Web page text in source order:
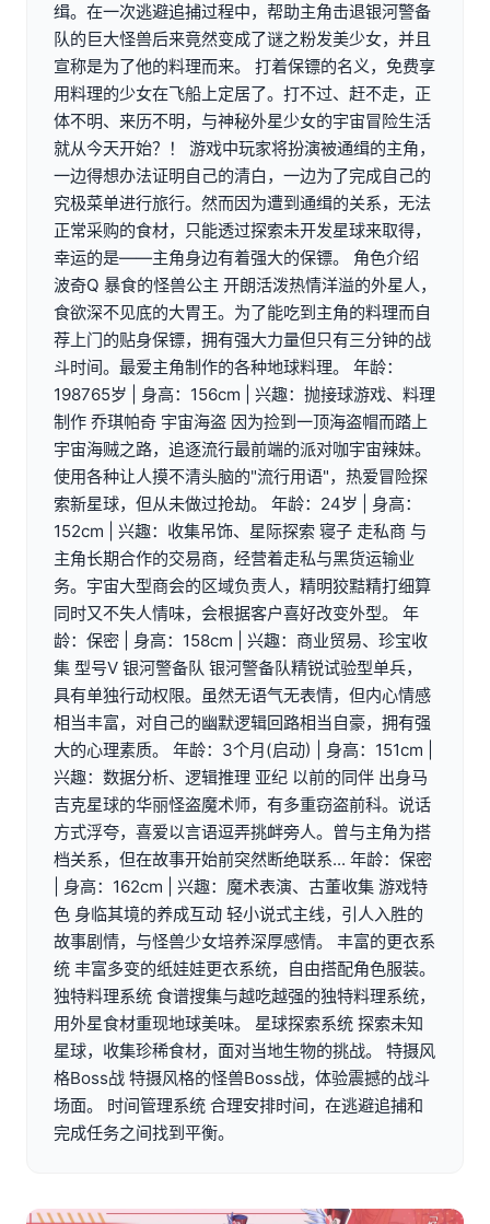
缉。在一次逃避追捕过程中，帮助主角击退银河警备
队的巨大怪兽后来竟然变成了谜之粉发美少女，并且
宣称是为了他的料理而来。 打着保镖的名义，免费享
用料理的少女在飞船上定居了。打不过、赶不走，正
体不明、来历不明，与神秘外星少女的宇宙冒险生活
就从今天开始？！ 游戏中玩家将扮演被通缉的主角，
一边得想办法证明自己的清白，一边为了完成自己的
究极菜单进行旅行。然而因为遭到通缉的关系，无法
正常采购的食材，只能透过探索未开发星球来取得，
幸运的是——主角身边有着强大的保镖。 角色介绍
波奇Q 暴食的怪兽公主 开朗活泼热情洋溢的外星人，
食欲深不见底的大胃王。为了能吃到主角的料理而自
荐上门的贴身保镖，拥有强大力量但只有三分钟的战
斗时间。最爱主角制作的各种地球料理。 年龄：
198765岁 | 身高：156cm | 兴趣：抛接球游戏、料理
制作 乔琪帕奇 宇宙海盗 因为捡到一顶海盗帽而踏上
宇宙海贼之路，追逐流行最前端的派对咖宇宙辣妹。
使用各种让人摸不清头脑的"流行用语"，热爱冒险探
索新星球，但从未做过抢劫。 年龄：24岁 | 身高：
152cm | 兴趣：收集吊饰、星际探索 寝子 走私商 与
主角长期合作的交易商，经营着走私与黑货运输业
务。宇宙大型商会的区域负责人，精明狡黠精打细算
同时又不失人情味，会根据客户喜好改变外型。 年
龄：保密 | 身高：158cm | 兴趣：商业贸易、珍宝收
集 型号V 银河警备队 银河警备队精锐试验型单兵，
具有单独行动权限。虽然无语气无表情，但内心情感
相当丰富，对自己的幽默逻辑回路相当自豪，拥有强
大的心理素质。 年龄：3个月(启动) | 身高：151cm |
兴趣：数据分析、逻辑推理 亚纪 以前的同伴 出身马
吉克星球的华丽怪盗魔术师，有多重窃盗前科。说话
方式浮夸，喜爱以言语逗弄挑衅旁人。曾与主角为搭
档关系，但在故事开始前突然断绝联系... 年龄：保密
| 身高：162cm | 兴趣：魔术表演、古董收集 游戏特
色 身临其境的养成互动 轻小说式主线，引人入胜的
故事剧情，与怪兽少女培养深厚感情。 丰富的更衣系
统 丰富多变的纸娃娃更衣系统，自由搭配角色服装。
独特料理系统 食谱搜集与越吃越强的独特料理系统，
用外星食材重现地球美味。 星球探索系统 探索未知
星球，收集珍稀食材，面对当地生物的挑战。 特摄风
格Boss战 特摄风格的怪兽Boss战，体验震撼的战斗
场面。 时间管理系统 合理安排时间，在逃避追捕和
完成任务之间找到平衡。